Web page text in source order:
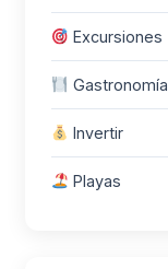
Excursiones
Gastronomía
Invertir
Playas